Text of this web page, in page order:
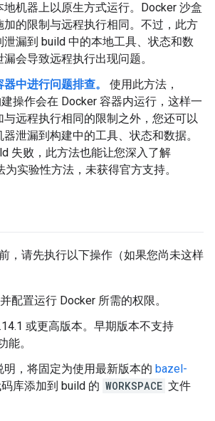
地机器上以原生方式运行。Docker 沙盒
加的限制与远程执行相同。不过，此方
泄漏到 build 中的本地工具、状态和数
会导致远程执行出现问题。
中进行问题排查。
使用此方法，
操作会在 Docker 容器内运行，这样一
与远程执行相同的限制之外，您还可以
泄漏到构建中的工具、状态和数据。
失败，此方法也能让您深入了解
实验性方法，未获得官方支持。
，请先执行以下操作（如果您尚未这样
配置运行 Docker 所需的权限。
或更高版本。早期版本不支持
能。
明，将固定为使用最新版本的 bazel-
库添加到 build 的 WORKSPACE 文件